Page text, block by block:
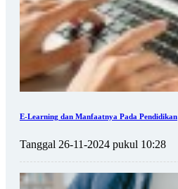
E-Learning dan Manfaatnya Pada Pendidikan
Tanggal 26-11-2024 pukul 10:28